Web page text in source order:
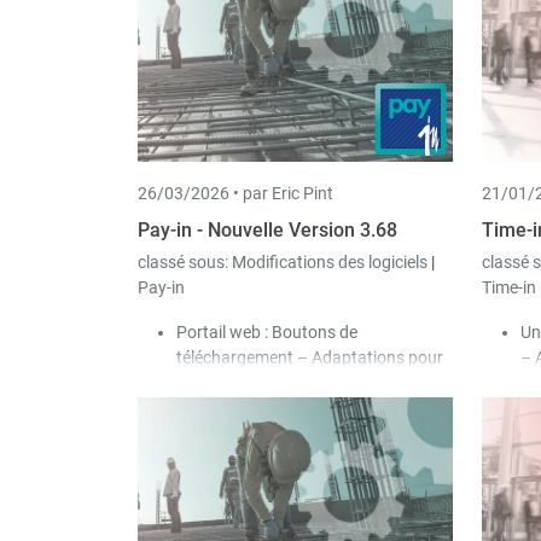
26/03/2026 • par Eric Pint
Pay-in - Nouvelle Version 3.68
classé sous: Modifications des logiciels |
Pay-in
Portail web : Boutons de
téléchargement – Adaptations pour
Ajout d’une fonction de
téléchargement groupé pour
chaque année, permettant de
télécharger tous les documents
d’une année sous forme de
fichier ZIP.
21/01/
Time-
classé
Time-in
–